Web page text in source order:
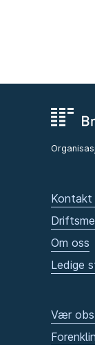
Kontakt
Om oss
Ledige
Vær